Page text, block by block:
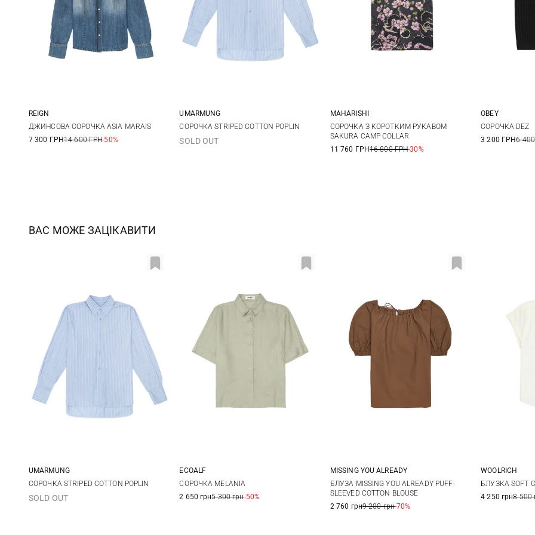
S
REIGN
ДЖИНСОВА СОРОЧКА ASIA MARAIS
7 300 ГРН14 600 ГРН-50%
XS S M
UMARMUNG
СОРОЧКА STRIPED COTTON POPLIN
SOLD OUT
XS S M
XL
MAHARISHI
СОРОЧКА З КОРОТКИМ РУКАВОМ
SAKURA CAMP COLLAR
11 760 ГРН16 800 ГРН-30%
S
OBEY
СОРОЧКА DEZ
3 200 ГРН6
ВАС МОЖЕ ЗАЦІКАВИТИ
XS S M
UMARMUNG
СОРОЧКА STRIPED COTTON POPLIN
SOLD OUT
S M
ECOALF
СОРОЧКА MELANIA
2 650 грн5 300 грн-50%
L/XL S/M XXS/XS
MISSING YOU ALREADY
БЛУЗА MISSING YOU ALREADY PUFF-
SLEEVED COTTON BLOUSE
2 760 грн9 200 грн-70%
XS
WOOLRICH
БЛУЗКА SOFT
4 250 грн8 500